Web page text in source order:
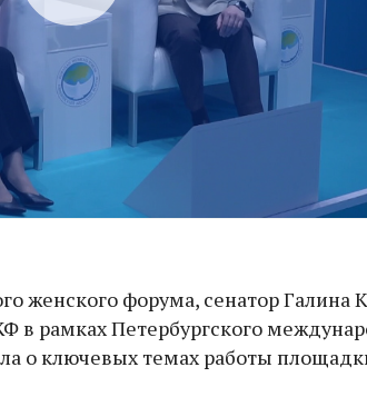
женского форума, сенатор Галина
в рамках Петербургского
о ключевых темах работы